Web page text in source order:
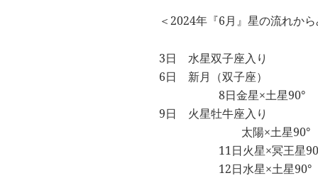
＜2024年『6月』星の流れか
3日 水星双子座入り
6日 新月（双子座）
8日金星×土星90°
9日 火星牡牛座入り
太陽×土星90°
11日火星×冥王星
12日水星×土星90°